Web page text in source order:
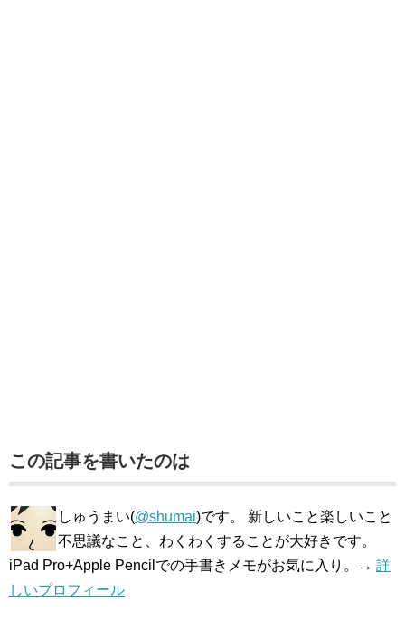
この記事を書いたのは
しゅうまい(@shumai)です。 新しいこと楽しいこと
不思議なこと、わくわくすることが大好きです。
iPad Pro+Apple Pencilでの手書きメモがお気に入り。→ 詳
しいプロフィール